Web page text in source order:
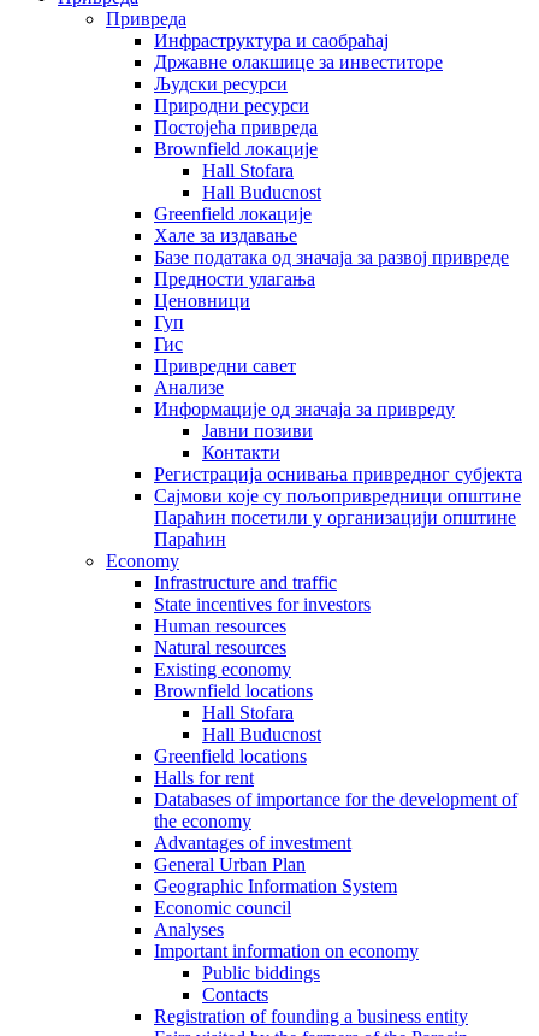
Привреда
Инфраструктура и саобраћај
Државне олакшице за инвеститоре
Људски ресурси
Природни ресурси
Постојећа привреда
Brownfield локације
Hall Stofara
Hall Buducnost
Greenfield локације
Хале за издавање
Базе података од значаја за развој привреде
Предности улагања
Ценовници
Гуп
Гис
Привредни савет
Aнализе
Информације од значаја за привреду
Јавни позиви
Контакти
Регистрација оснивања привредног субјекта
Сајмови које су пољопривредници општине
Параћин посетили у организацији општине
Параћин
Economy
Infrastructure and traffic
State incentives for investors
Human resources
Natural resources
Existing economy
Brownfield locations
Hall Stofara
Hall Buducnost
Greenfield locations
Halls for rent
Databases of importance for the development of
the economy
Advantages of investment
General Urban Plan
Geographic Information System
Еconomic council
Analyses
Important information on economy
Public biddings
Contacts
Registration of founding a business entity